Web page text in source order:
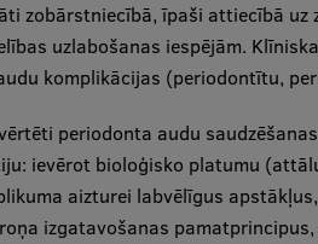
zobārstniecībā, īpaši attiecībā
uzlabošanas iespējām.
komplikācijas (periodontītu,
periodonta audu
ievērot bioloģisko platumu
aizturei labvēlīgus
izgatavošanas